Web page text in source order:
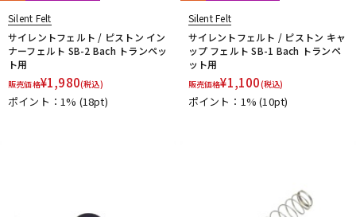
Silent Felt
サイレントフェルト / ピストン イン
ナーフェルト SB-2 Bach トランペッ
ト用
販売価格¥1,980(税込)
ポイント：1% (18pt)
Silent Felt
サイレントフェルト / ピストン キャ
ップ フェルト SB-1 Bach トランペ
ット用
販売価格¥1,100(税込)
ポイント：1%(10pt)